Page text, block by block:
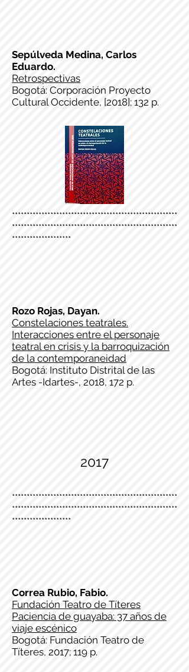
Sepúlveda Medina, Carlos
Eduardo.
Retrospectivas
Bogotá: Corporación Proyecto
Cultural Occidente, [2018]; 132 p.
********************************************************
********************************************************
********************
Rozo Rojas, Dayan.
Constelaciones teatrales.
Interacciones entre el personaje
teatral en crisis y la barroquización
de la contemporaneidad
Bogotá: Instituto Distrital de las
Artes -Idartes-, 2018, 172 p.
2017
********************************************************
********************************************************
********************
Correa Rubio, Fabio.
Fundación Teatro de Títeres
Paciencia de guayaba: 37 años de
viaje escénico
Bogotá: Fundación Teatro de
Títeres, 2017; 119 p.